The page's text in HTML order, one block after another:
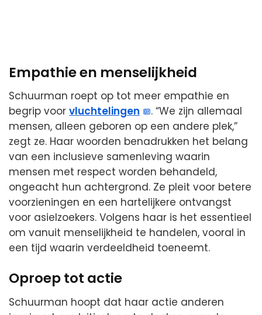
Empathie en menselijkheid
Schuurman roept op tot meer empathie en
begrip voor vluchtelingen
. “We zijn allemaal
mensen, alleen geboren op een andere plek,”
zegt ze. Haar woorden benadrukken het belang
van een inclusieve samenleving waarin
mensen met respect worden behandeld,
ongeacht hun achtergrond. Ze pleit voor betere
voorzieningen en een hartelijkere ontvangst
voor asielzoekers. Volgens haar is het essentieel
om vanuit menselijkheid te handelen, vooral in
een tijd waarin verdeeldheid toeneemt.
Oproep tot actie
Schuurman hoopt dat haar actie anderen